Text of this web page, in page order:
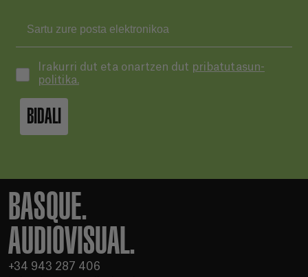
Irakurri dut eta onartzen dut pribatutasun-
politika.
BIDALI
BASQUE.
AUDIOVISUAL.
+34 943 287 406